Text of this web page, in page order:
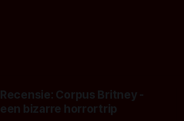
Recensie: Corpus Britney -
een bizarre horrortrip